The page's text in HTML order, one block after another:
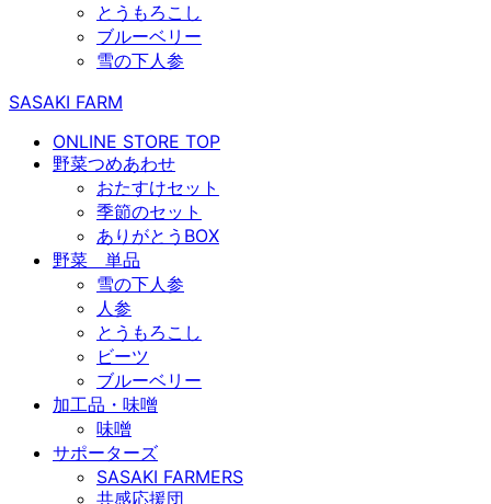
とうもろこし
ブルーベリー
雪の下人参
SASAKI FARM
ONLINE STORE TOP
野菜つめあわせ
おたすけセット
季節のセット
ありがとうBOX
野菜 単品
雪の下人参
人参
とうもろこし
ビーツ
ブルーベリー
加工品・味噌
味噌
サポーターズ
SASAKI FARMERS
共感応援団